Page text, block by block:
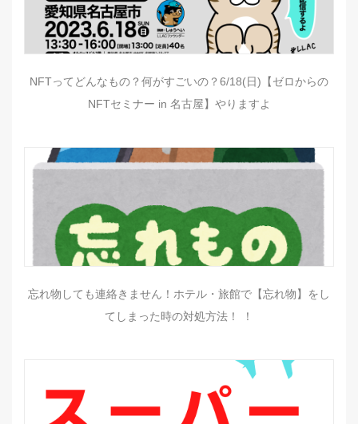
NFTってどんなもの？何がすごいの？6/18(日)【ゼロからの
NFTセミナー in 名古屋】やりますよ
忘れ物しても連絡きません！ホテル・旅館で【忘れ物】をし
てしまった時の対処方法！ ！